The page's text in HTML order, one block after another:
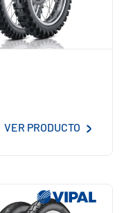
VER PRODUCTO